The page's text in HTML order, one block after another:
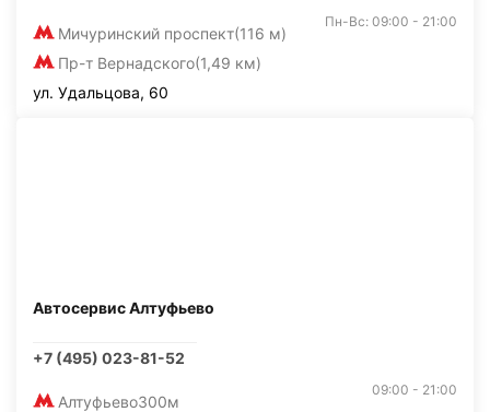
Мичуринский проспект(116 м)
Пр-т Вернадского(1,49 км)
Пн-Вс: 09:00 - 21:00
ул. Удальцова, 60
Автосервис Алтуфьево
+7 (495) 023-81-52
Алтуфьево300м
09:00 - 21:00